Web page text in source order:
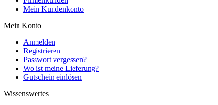
Mein Kundenkonto
Mein Konto
Anmelden
Registrieren
Passwort vergessen?
Wo ist meine Lieferung?
Gutschein einlösen
Wissenswertes